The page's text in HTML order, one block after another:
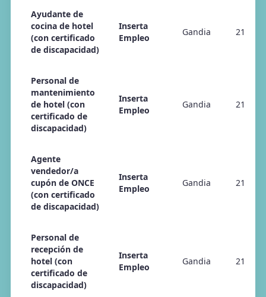
Ayudante de
cocina de hotel
(con certificado
de discapacidad)
Inserta
Empleo
Gandia 21/04/
Personal de
mantenimiento
de hotel (con
certificado de
discapacidad)
Inserta
Empleo
Gandia 21/04/
Agente
vendedor/a
cupón de ONCE
(con certificado
de discapacidad)
Inserta
Empleo
Gandia 21/04/
Personal de
recepción de
hotel (con
certificado de
discapacidad)
Inserta
Empleo
Gandia 21/04/